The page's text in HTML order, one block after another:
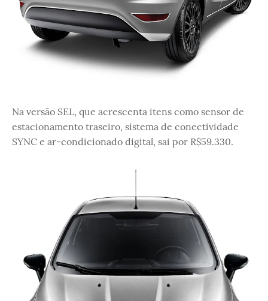
Na versão SEL, que acrescenta itens como sensor de
estacionamento traseiro, sistema de conectividade
SYNC e ar-condicionado digital, sai por R$59.330.